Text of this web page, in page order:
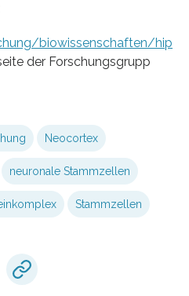
biowissenschaften/hip
der Forschungsgrupp
Neocortex
neuronale Stammzellen
Stammzellen